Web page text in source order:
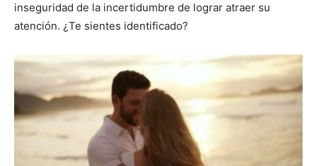
inseguridad de la incertidumbre de lograr atraer su
atención. ¿Te sientes identificado?